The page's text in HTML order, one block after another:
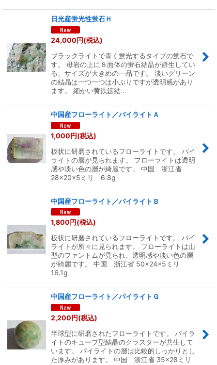
日光産蛍光性蛍石Ｈ
24,000円(税込)
ブラックライトで青く蛍光するタイプの蛍石で
す。 母岩の上に８面体の蛍石結晶が群生してい
る、サイズが大きめの一品です。 淡いグリーン
の結晶は一つ一つは小ぶりですが透明感があり
ます。 細かい黄鉄鉱結…
中国産フローライト／パイライトＡ
1,000円(税込)
板状に研磨されているフローライトです。 パイ
ライトの層が見られます。 フローライトは透明
感や淡い色の層が綺麗です。 中国 浙江省
28×20×5ミリ 6.8g
中国産フローライト／パイライトＢ
1,800円(税込)
板状に研磨されているフローライトです。 パイ
ライトが所々に見られます。 フローライトは山
型のファントムが見られ、透明感や淡い色の層
が綺麗です。 中国 浙江省 50×24×5ミリ
16.1g
中国産フローライト／パイライトＧ
2,200円(税込)
半球型に研磨されたフローライトです。 パイラ
イトのキューブ型結晶のクラスターが共生して
います。 パイライトの層は比較的しっかりとし
た厚みがあります。 中国 浙江省 35×28ミリ